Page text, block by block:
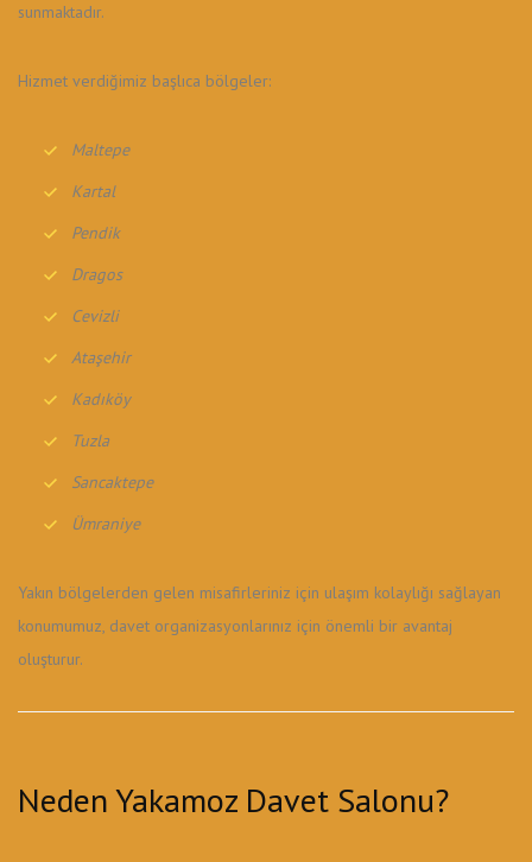
sunmaktadır.
Hizmet verdiğimiz başlıca bölgeler:
Maltepe
Kartal
Pendik
Dragos
Cevizli
Ataşehir
Kadıköy
Tuzla
Sancaktepe
Ümraniye
Yakın bölgelerden gelen misafirleriniz için ulaşım kolaylığı sağlayan
konumumuz, davet organizasyonlarınız için önemli bir avantaj
oluşturur.
Neden Yakamoz Davet Salonu?